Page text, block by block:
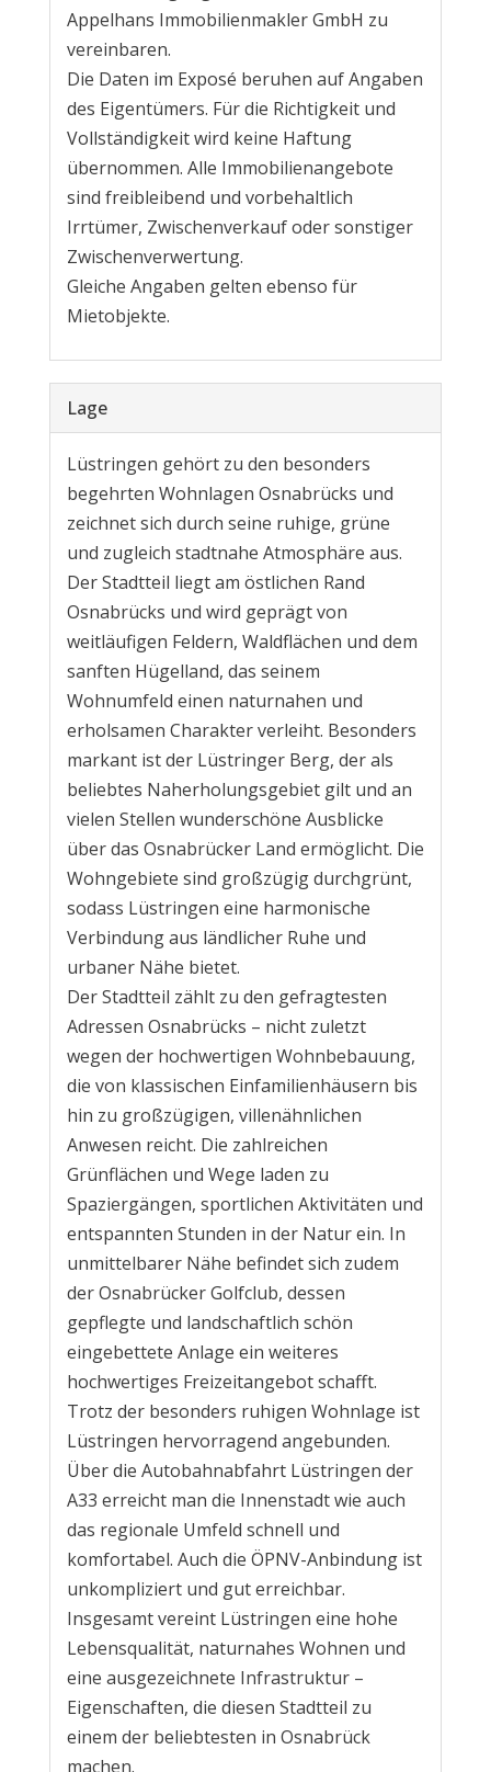
Appelhans Immobilienmakler GmbH zu
vereinbaren.
Die Daten im Exposé beruhen auf Angaben
des Eigentümers. Für die Richtigkeit und
Vollständigkeit wird keine Haftung
übernommen. Alle Immobilienangebote
sind freibleibend und vorbehaltlich
Irrtümer, Zwischenverkauf oder sonstiger
Zwischenverwertung.
Gleiche Angaben gelten ebenso für
Mietobjekte.
Lage
Lüstringen gehört zu den besonders
begehrten Wohnlagen Osnabrücks und
zeichnet sich durch seine ruhige, grüne
und zugleich stadtnahe Atmosphäre aus.
Der Stadtteil liegt am östlichen Rand
Osnabrücks und wird geprägt von
weitläufigen Feldern, Waldflächen und dem
sanften Hügelland, das seinem
Wohnumfeld einen naturnahen und
erholsamen Charakter verleiht. Besonders
markant ist der Lüstringer Berg, der als
beliebtes Naherholungsgebiet gilt und an
vielen Stellen wunderschöne Ausblicke
über das Osnabrücker Land ermöglicht. Die
Wohngebiete sind großzügig durchgrünt,
sodass Lüstringen eine harmonische
Verbindung aus ländlicher Ruhe und
urbaner Nähe bietet.
Der Stadtteil zählt zu den gefragtesten
Adressen Osnabrücks – nicht zuletzt
wegen der hochwertigen Wohnbebauung,
die von klassischen Einfamilienhäusern bis
hin zu großzügigen, villenähnlichen
Anwesen reicht. Die zahlreichen
Grünflächen und Wege laden zu
Spaziergängen, sportlichen Aktivitäten und
entspannten Stunden in der Natur ein. In
unmittelbarer Nähe befindet sich zudem
der Osnabrücker Golfclub, dessen
gepflegte und landschaftlich schön
eingebettete Anlage ein weiteres
hochwertiges Freizeitangebot schafft.
Trotz der besonders ruhigen Wohnlage ist
Lüstringen hervorragend angebunden.
Über die Autobahnabfahrt Lüstringen der
A33 erreicht man die Innenstadt wie auch
das regionale Umfeld schnell und
komfortabel. Auch die ÖPNV-Anbindung ist
unkompliziert und gut erreichbar.
Insgesamt vereint Lüstringen eine hohe
Lebensqualität, naturnahes Wohnen und
eine ausgezeichnete Infrastruktur –
Eigenschaften, die diesen Stadtteil zu
einem der beliebtesten in Osnabrück
machen.